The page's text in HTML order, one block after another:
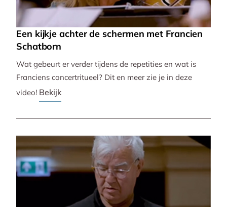
Een kijkje achter de schermen met Francien
Schatborn
Wat gebeurt er verder tijdens de repetities en wat is
Franciens concertritueel? Dit en meer zie je in deze
video! Bekijk